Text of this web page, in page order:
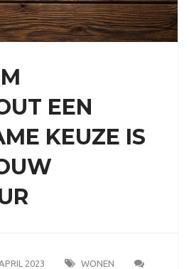
EEN
KEUZE IS
2023
WONEN